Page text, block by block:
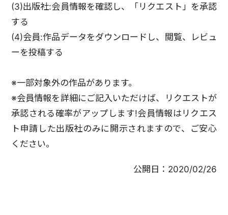
(3)出版社:会員情報を確認し、「リクエスト」を承認
する
(4)会員:作品データをダウンロードし、閲覧、レビュ
ーを投稿する
※一部対象外の作品があります。
※会員情報を詳細にご記入いただけば、リクエストが
承認される確率がアップします!会員情報はリクエス
ト申請した出版社のみに開示されますので、ご安心
ください。
公開日： 2020/02/26